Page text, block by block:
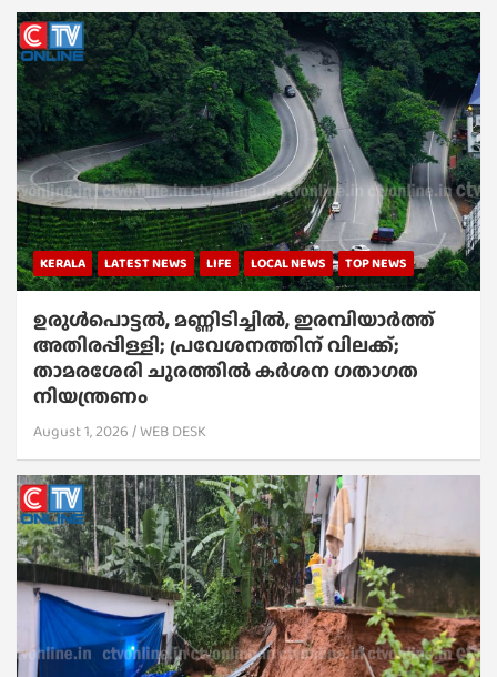
KERALA LATEST NEWS LIFE LOCAL NEWS TOP NEWS
ഉരുൾപൊട്ടൽ, മണ്ണിടിച്ചിൽ, ഇരമ്പിയാര്‍ത്ത്
അതിരപ്പിള്ളി; പ്രവേശനത്തിന് വിലക്ക്;
താമരശേരി ചുരത്തില്‍ കര്‍ശന ഗതാഗത
നിയന്ത്രണം
August 1, 2026 WEB DESK